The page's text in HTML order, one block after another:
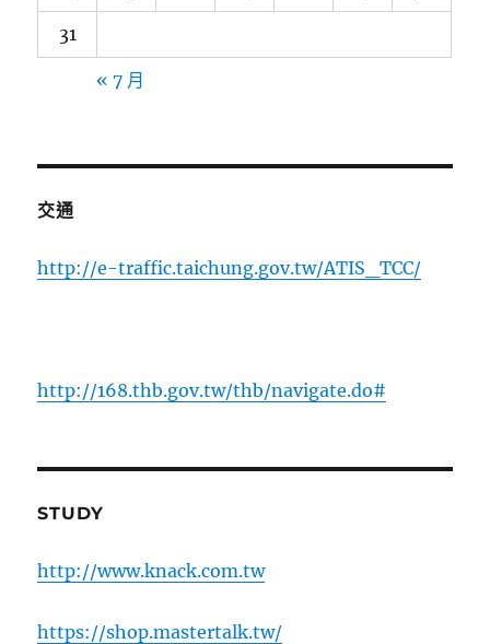
31
« 7 月
交通
http://e-traffic.taichung.gov.tw/ATIS_TCC/
http://168.thb.gov.tw/thb/navigate.do#
STUDY
http://www.knack.com.tw
https://shop.mastertalk.tw/